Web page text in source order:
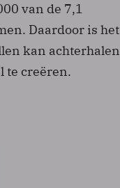
van de 7,1
Daardoor is het
kan achterhalen
te creëren.